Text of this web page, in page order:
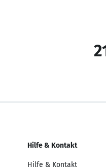
Hilfe & Kontakt
Hilfe & Kontakt